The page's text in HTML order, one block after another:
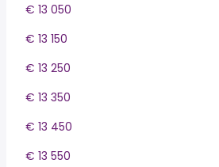
€ 13 050
€ 13 150
€ 13 250
€ 13 350
€ 13 450
€ 13 550